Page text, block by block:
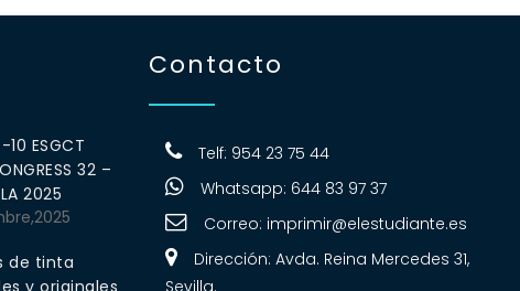
ESGCT
32 –
2025
de tinta
Contacto
Telf: 954 23 75 44
Whatsapp: 644 83 97 37
Correo: imprimir@elestudiante.es
Dirección: Avda. Reina Mercedes 31,